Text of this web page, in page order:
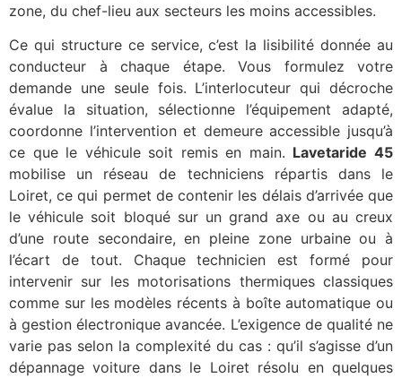
zone, du chef-lieu aux secteurs les moins accessibles.
Ce qui structure ce service, c’est la lisibilité donnée au
conducteur à chaque étape. Vous formulez votre
demande une seule fois. L’interlocuteur qui décroche
évalue la situation, sélectionne l’équipement adapté,
coordonne l’intervention et demeure accessible jusqu’à
ce que le véhicule soit remis en main. Lavetaride 45
mobilise un réseau de techniciens répartis dans le
Loiret, ce qui permet de contenir les délais d’arrivée que
le véhicule soit bloqué sur un grand axe ou au creux
d’une route secondaire, en pleine zone urbaine ou à
l’écart de tout. Chaque technicien est formé pour
intervenir sur les motorisations thermiques classiques
comme sur les modèles récents à boîte automatique ou
à gestion électronique avancée. L’exigence de qualité ne
varie pas selon la complexité du cas : qu’il s’agisse d’un
dépannage voiture dans le Loiret résolu en quelques